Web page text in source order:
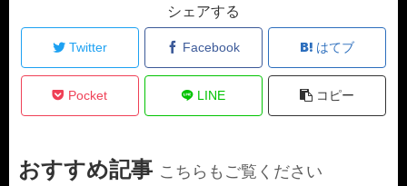
シェアする
Twitter Facebook はてブ
Pocket LINE コピー
おすすめ記事 こちらもご覧ください